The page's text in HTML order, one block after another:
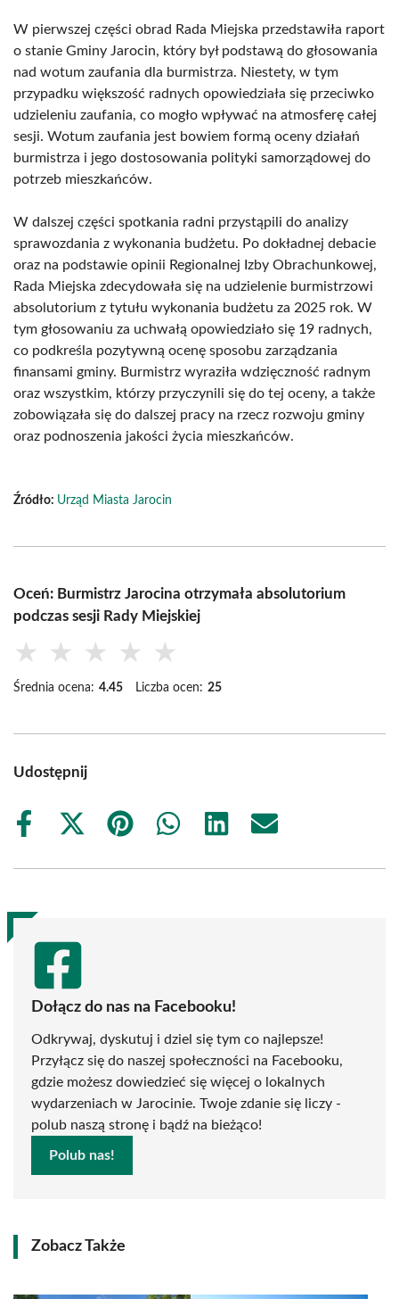
W pierwszej części obrad Rada Miejska przedstawiła raport
o stanie Gminy Jarocin, który był podstawą do głosowania
nad wotum zaufania dla burmistrza. Niestety, w tym
przypadku większość radnych opowiedziała się przeciwko
udzieleniu zaufania, co mogło wpływać na atmosferę całej
sesji. Wotum zaufania jest bowiem formą oceny działań
burmistrza i jego dostosowania polityki samorządowej do
potrzeb mieszkańców.
W dalszej części spotkania radni przystąpili do analizy
sprawozdania z wykonania budżetu. Po dokładnej debacie
oraz na podstawie opinii Regionalnej Izby Obrachunkowej,
Rada Miejska zdecydowała się na udzielenie burmistrzowi
absolutorium z tytułu wykonania budżetu za 2025 rok. W
tym głosowaniu za uchwałą opowiedziało się 19 radnych,
co podkreśla pozytywną ocenę sposobu zarządzania
finansami gminy. Burmistrz wyraziła wdzięczność radnym
oraz wszystkim, którzy przyczynili się do tej oceny, a także
zobowiązała się do dalszej pracy na rzecz rozwoju gminy
oraz podnoszenia jakości życia mieszkańców.
Źródło: Urząd Miasta Jarocin
Oceń: Burmistrz Jarocina otrzymała absolutorium
podczas sesji Rady Miejskiej
★ ★ ★ ★ ★
Średnia ocena: 4.45 Liczba ocen: 25
Udostępnij
Share
Share
(Twitter)
Share
Share
Share
Share
Dołącz do nas na Facebooku!
Odkrywaj, dyskutuj i dziel się tym co najlepsze!
Przyłącz się do naszej społeczności na Facebooku,
gdzie możesz dowiedzieć się więcej o lokalnych
wydarzeniach w Jarocinie. Twoje zdanie się liczy -
polub naszą stronę i bądź na bieżąco!
Polub nas!
Zobacz Także